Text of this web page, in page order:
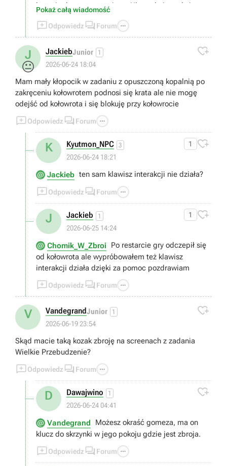
kwestię do nas wspomina o Ulu-mulu i wtedy juz
można iść przed bramę orkowego miasta i NPC się
pojawia
Pokaż całą wiadomość
Odpowiedz  Forum 
J
😐
JackiebJunior 1
2026-06-24 18:04

Mam mały kłopocik w zadaniu z opuszczoną kopalnią po
zakręceniu kołowrotem podnosi się krata ale nie mogę
odejść od kołowrota i się blokuję przy kołowrocie
Odpowiedz  Forum 
K Kyutmon_NPC 3
2026-06-24 18:21
1 
Jackieb ten sam klawisz interakcji nie działa?
Odpowiedz  Forum 
J Jackieb 1
2026-06-25 14:24
1 
Chomik_W_Zbroi
Po restarcie gry odczepił się
od kołowrota ale wypróbowałem też klawisz
interakcji działa dzięki za pomoc pozdrawiam
Odpowiedz  Forum 
V VandegrandJunior 1
2026-06-19 23:54

Skąd macie taką kozak zbroję na screenach z zadania
Wielkie Przebudzenie?
Odpowiedz  Forum 
D Dawajwino 1
2026-06-24 04:41

Vandegrand
Możesz okraść gomeza, ma on
klucz do skrzynki w jego pokoju gdzie jest zbroja.
Odpowiedz  Forum 